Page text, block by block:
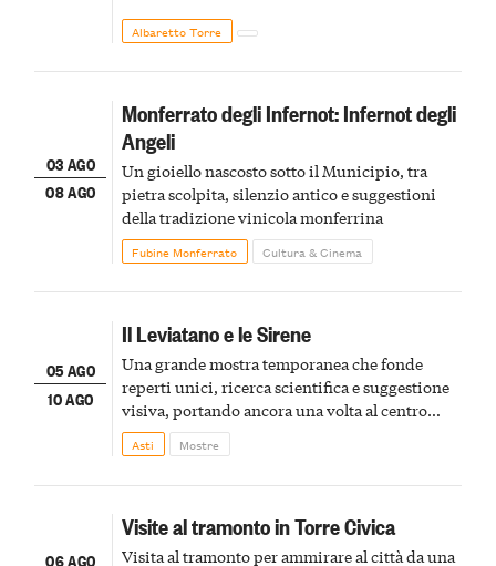
Albaretto Torre
03 AGO
08 AGO
Monferrato degli Infernot: Infernot degli
Angeli
Un gioiello nascosto sotto il Municipio, tra
pietra scolpita, silenzio antico e suggestioni
della tradizione vinicola monferrina
Fubine Monferrato Cultura & Cinema
05 AGO
10 AGO
Il Leviatano e le Sirene
Una grande mostra temporanea che fonde
reperti unici, ricerca scientifica e suggestione
visiva, portando ancora una volta al centro
della scena le meraviglie del passato astigiano
Asti Mostre
06 AGO
Visite al tramonto in Torre Civica
Visita al tramonto per ammirare al città da una